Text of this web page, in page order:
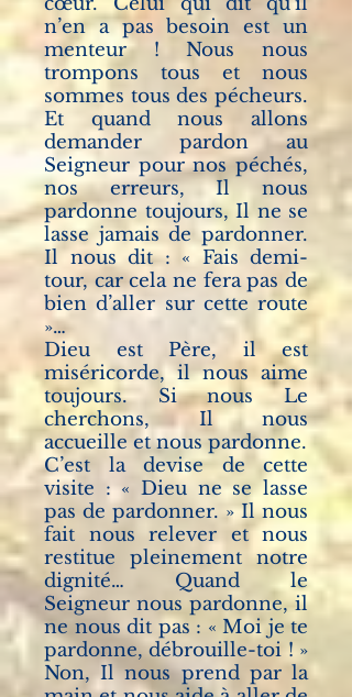
n’en a pas besoin est un
menteur ! Nous nous
trompons tous et nous
sommes tous des pécheurs.
Et quand nous allons
demander pardon au
Seigneur pour nos péchés,
nos erreurs, Il nous
pardonne toujours, Il ne se
lasse jamais de pardonner.
Il nous dit : « Fais demi-
tour, car cela ne fera pas de
bien d’aller sur cette route
»…
Dieu est Père, il est
miséricorde, il nous aime
toujours. Si nous Le
cherchons, Il nous
accueille et nous pardonne.
C’est la devise de cette
visite : « Dieu ne se lasse
pas de pardonner. » Il nous
fait nous relever et nous
restitue pleinement notre
dignité… Quand le
Seigneur nous pardonne, il
ne nous dit pas : « Moi je te
pardonne, débrouille-toi ! »
Non, Il nous prend par la